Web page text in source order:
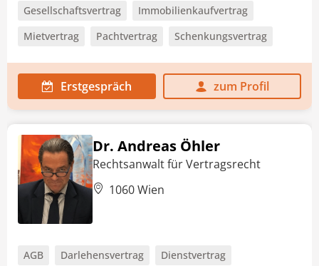
Gesellschaftsvertrag
Immobilienkaufvertrag
Mietvertrag
Pachtvertrag Schenkungsvertrag
Erstgespräch zum Profil
Dr. Andreas Öhler
Rechtsanwalt für Vertragsrecht
1060 Wien
AGB Darlehensvertrag
Dienstvertrag